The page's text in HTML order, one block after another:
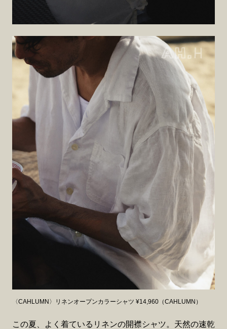
〈CAHLUMN〉リネンオープンカラーシャツ ¥14,960（CAHLUMN）
この夏、よく着ているリネンの開襟シャツ。天然の速乾